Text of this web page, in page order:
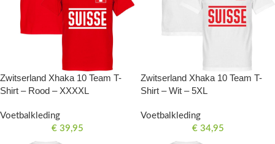
Zwitserland Xhaka 10 Team T-
Shirt – Rood – XXXXL
Voetbalkleding
€39,95
Zwitserland Xhaka 10 Team T-
Shirt – Wit – 5XL
Voetbalkleding
€34,95